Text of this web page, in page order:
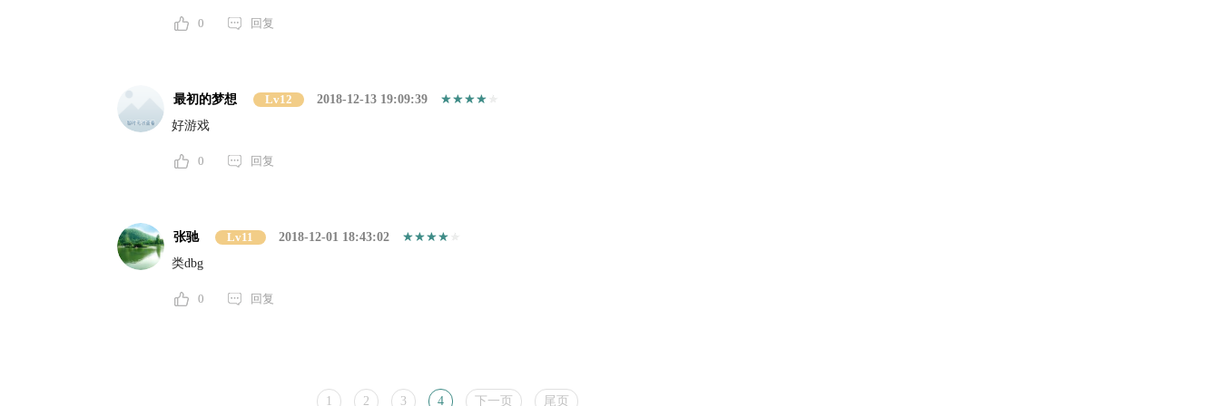
0 回复
最初的梦想 Lv12
2018-12-13 19:09:39
好游戏
0 回复
张驰 Lv11
2018-12-01 18:43:02
类dbg
0 回复
1 2 3 4 下一页 尾页